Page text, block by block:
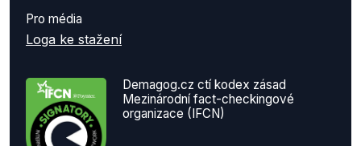
Pro média
Loga ke stažení
Demagog.cz ctí kodex zásad
Mezinárodní fact-checkingové
organizace (IFCN)